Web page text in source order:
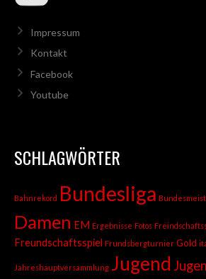
Impressum
Kontakt
Facebook
Youtube
SCHLAGWÖRTER
Bahnrekord Bundesliga
Damen EM Ergebnisse Fotos
Freundschaftsspiel Frundsbergturnier Gold
Jahreshauptversammlung Jugend